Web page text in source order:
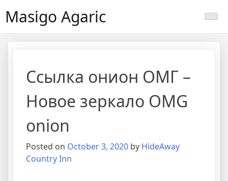
Masigo Agaric
Ссылка онион ОМГ –
Новое зеркало OMG
onion
Posted on October 3, 2020 by HideAway
Country Inn